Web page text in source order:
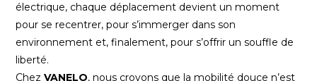
électrique, chaque déplacement devient un moment
pour se recentrer, pour s’immerger dans son
environnement et, finalement, pour s’offrir un souffle de
liberté.
ChezVANELO, nous croyons que la mobilité douce n’est